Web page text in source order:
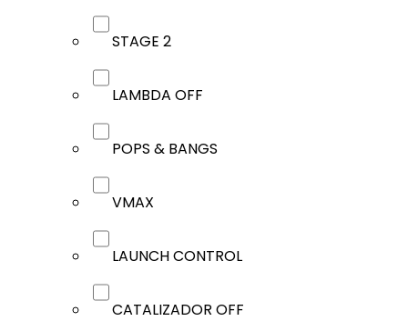
STAGE 2
LAMBDA OFF
POPS & BANGS
VMAX
LAUNCH CONTROL
CATALIZADOR OFF